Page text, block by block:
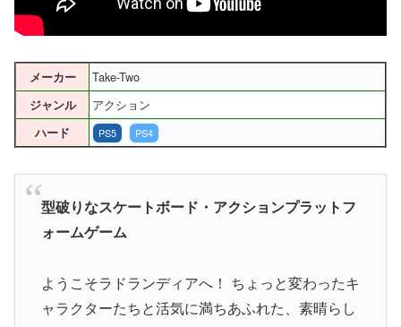
メーカー Take-Two
ジャンル アクション
ハード PS5 PS4
型破りなスケートボード・アクションプラットフ
ォームゲーム
ようこそラドランディアへ！ ちょっと変わったキ
ャラクターたちと活気に満ちあふれた、素晴らし